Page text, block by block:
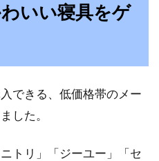
いい寝具をゲ
できる、低価格帯のメー
した。
トリ」「ジーユー」「セ